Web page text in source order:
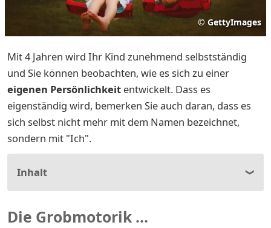
© GettyImages
Mit 4 Jahren wird Ihr Kind zunehmend selbstständig
und Sie können beobachten, wie es sich zu einer
eigenen Persönlichkeit entwickelt. Dass es
eigenständig wird, bemerken Sie auch daran, dass es
sich selbst nicht mehr mit dem Namen bezeichnet,
sondern mit "Ich".
Inhalt
Die Grobmotorik ...